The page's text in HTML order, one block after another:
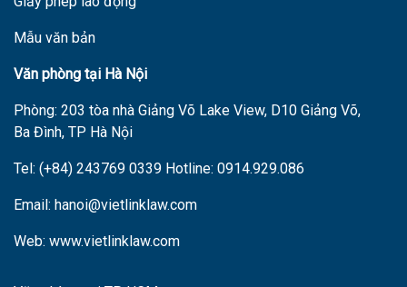
Mẫu văn bản
Văn phòng tại Hà Nội
Phòng: 203 tòa nhà Giảng Võ Lake View, D10 Giảng Võ,
Ba Đình, TP Hà Nội
Tel: (+84) 243769 0339 Hotline: 0914.929.086
Email: hanoi@vietlinklaw.com
Web: www.vietlinklaw.com